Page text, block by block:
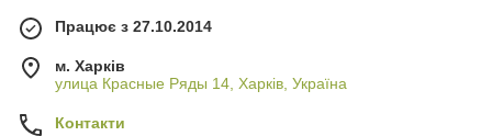
Працює з 27.10.2014
м. Харків
улица Красные Ряды 14, Харків, Україна
Контакти